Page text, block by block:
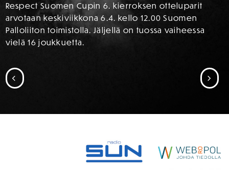
Respect Suomen Cupin 6. kierroksen otteluparit
arvotaan keskiviikkona 6.4. kello 12.00 Suomen
Palloliiton toimistolla. Jäljellä on tuossa vaiheessa
vielä 16 joukkuetta.
SIIRRY EDELLISEEN